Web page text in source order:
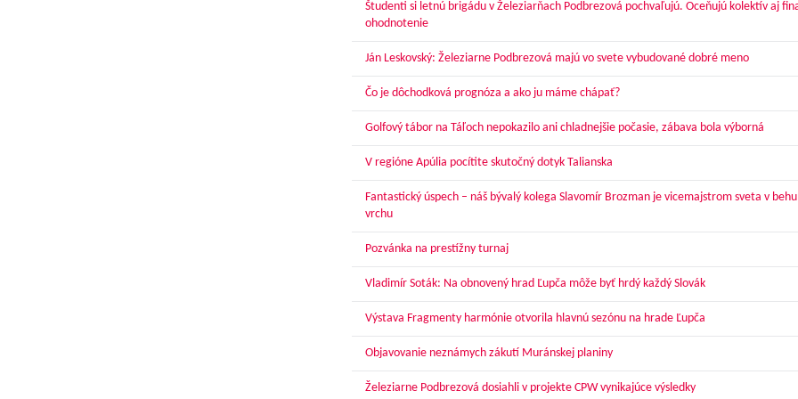
Študenti si letnú brigádu v Železiarňach Podbrezová pochvaľujú. Oceňujú kolektív aj
ohodnotenie
Ján Leskovský: Železiarne Podbrezová majú vo svete vybudované dobré meno
Čo je dôchodková prognóza a ako ju máme chápať?
Golfový tábor na Táľoch nepokazilo ani chladnejšie počasie, zábava bola výborná
V regióne Apúlia pocítite skutočný dotyk Talianska
Fantastický úspech – náš bývalý kolega Slavomír Brozman je vicemajstrom sveta v
vrchu
Pozvánka na prestížny turnaj
Vladimír Soták: Na obnovený hrad Ľupča môže byť hrdý každý Slovák
Výstava Fragmenty harmónie otvorila hlavnú sezónu na hrade Ľupča
Objavovanie neznámych zákutí Muránskej planiny
Železiarne Podbrezová dosiahli v projekte CPW vynikajúce výsledky